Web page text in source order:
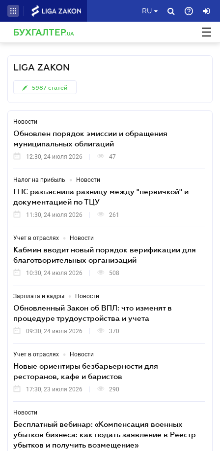
RU
БУХГАЛТЕР.UA
LIGA ZAKON
5987 статей
Новости
Обновлен порядок эмиссии и обращения
муниципальных облигаций
12:30, 24 июля 2026 47
Налог на прибыль • Новости
ГНС разъяснила разницу между "первичкой" и
документацией по ТЦУ
11:30, 24 июля 2026 261
Учет в отраслях • Новости
Кабмин вводит новый порядок верификации для
благотворительных организаций
10:30, 24 июля 2026 508
Зарплата и кадры • Новости
Обновленный Закон об ВПЛ: что изменят в
процедуре трудоустройства и учета
09:30, 24 июля 2026 370
Учет в отраслях • Новости
Новые ориентиры безбарьерности для
ресторанов, кафе и баристов
17:30, 23 июля 2026 290
Новости
Бесплатный вебинар: «Компенсация военных
убытков бизнеса: как подать заявление в Реестр
убытков и получить возмещение»